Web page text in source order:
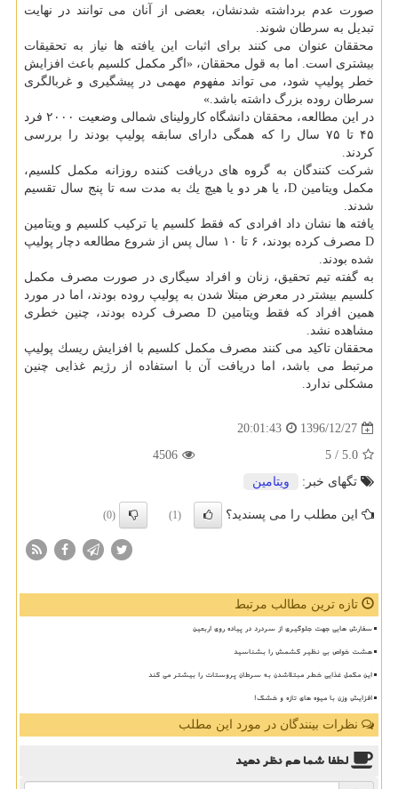
صورت عدم برداشته شدنشان، بعضی از آنان می توانند در نهایت
تبدیل به سرطان شوند.
محققان عنوان می كنند برای اثبات این یافته ها نیاز به تحقیقات
بیشتری است. اما به قول محققان، «اگر مكمل كلسیم باعث افزایش
خطر پولیپ شود، می تواند مفهوم مهمی در پیشگیری و غربالگری
سرطان روده بزرگ داشته باشد.»
در این مطالعه، محققان دانشگاه كارولینای شمالی وضعیت ۲۰۰۰ فرد
۴۵ تا ۷۵ سال را كه همگی دارای سابقه پولیپ بودند را بررسی
كردند.
شركت كنندگان به گروه های دریافت كننده روزانه مكمل كلسیم،
مكمل ویتامین D، یا هر دو یا هیچ یك به مدت سه تا پنج سال تقسیم
شدند.
یافته ها نشان داد افرادی كه فقط كلسیم یا تركیب كلسیم و ویتامین
D مصرف كرده بودند، ۶ تا ۱۰ سال پس از شروع مطالعه دچار پولیپ
شده بودند.
به گفته تیم تحقیق، زنان و افراد سیگاری در صورت مصرف مكمل
كلسیم بیشتر در معرض مبتلا شدن به پولیپ روده بودند، اما در مورد
همین افراد كه فقط ویتامین D مصرف كرده بودند، چنین خطری
مشاهده نشد.
محققان تاكید می كنند مصرف مكمل كلسیم با افزایش ریسك پولیپ
مرتبط می باشد، اما دریافت آن با استفاده از رژیم غذایی چنین
مشكلی ندارد.
1396/12/27
20:01:43
5.0
/ 5
4506
تگهای خبر:
ویتامین
این مطلب را می پسندید؟ (1)
(0)
تازه ترین مطالب مرتبط
سفارش هایی جهت جلوگیری از سردرد در پیاده روی اربعین
هشت خواص بی نظیر کشمش را بشناسید
این مکمل غذایی خطر مبتلاشدن به سرطان پروستات را بیشتر می کند
افزایش وزن با میوه های تازه و خشك!
نظرات بینندگان در مورد این مطلب
لطفا شما همنظر دهید